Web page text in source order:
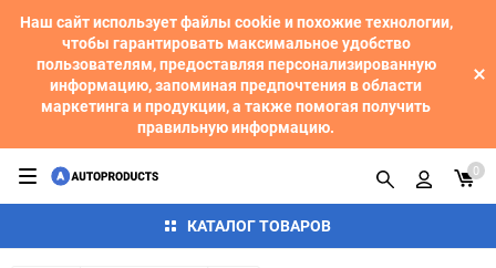
Наш сайт использует файлы cookie и похожие технологии,
чтобы гарантировать максимальное удобство
пользователям, предоставляя персонализированную
информацию, запоминая предпочтения в области
маркетинга и продукции, а также помогая получить
правильную информацию.
КАТАЛОГ ТОВАРОВ
0